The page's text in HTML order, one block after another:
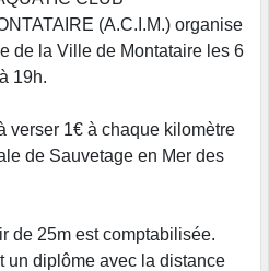
(A.C.I.M.) organise
de la Ville de Montataire les 6
19h.
verser 1€ à chaque kilomètre
de Sauvetage en Mer des
de 25m est comptabilisée.
un diplôme avec la distance